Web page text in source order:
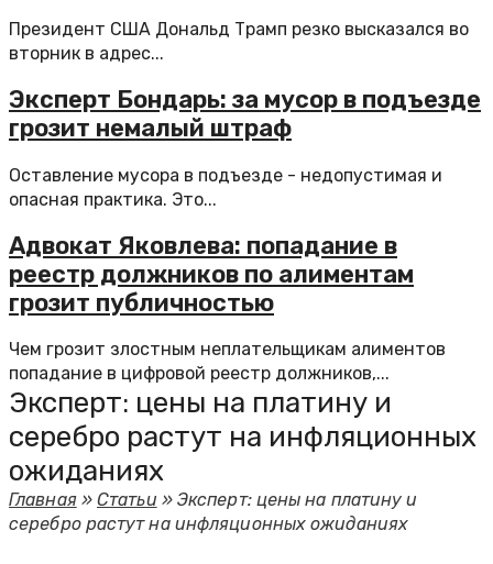
Президент США Дональд Трамп резко высказался во
вторник в адрес...
Эксперт Бондарь: за мусор в подъезде
грозит немалый штраф
Оставление мусора в подъезде - недопустимая и
опасная практика. Это...
Адвокат Яковлева: попадание в
реестр должников по алиментам
грозит публичностью
Чем грозит злостным неплательщикам алиментов
попадание в цифровой реестр должников,...
Эксперт: цены на платину и
серебро растут на инфляционных
ожиданиях
Главная»Статьи » Эксперт: цены на платину и
серебро растут на инфляционных ожиданиях